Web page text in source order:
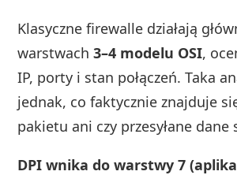
Klasyczne firewalle działają
warstwach3–4 modelu OSI,
IP, porty i stan połączeń. Taka
jednak, co faktycznie znajduje
pakietu ani czy przesyłane dane
DPI wnika do warstwy 7